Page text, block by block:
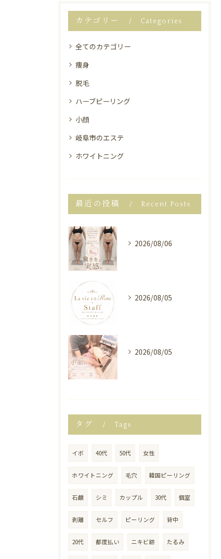
カテゴリー Categories
全てのカテゴリー
痩身
脱毛
ハーブピーリング
小顔
岐阜市のエステ
ホワイトニング
最近の投稿 Recent Posts
2026/08/06
2026/08/05
2026/08/05
タグ Tags
イボ 40代 50代 女性
ホワイトニング 毛穴 韓国ピーリング
石鹸 シミ カップル 30代 個室
剥離 セルフ ピーリング 背中
20代 都度払い ニキビ跡 たるみ